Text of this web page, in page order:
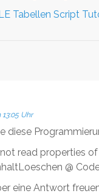
Tabellen Script
13:05 Uhr
diese
read properties
@
eine Antwort